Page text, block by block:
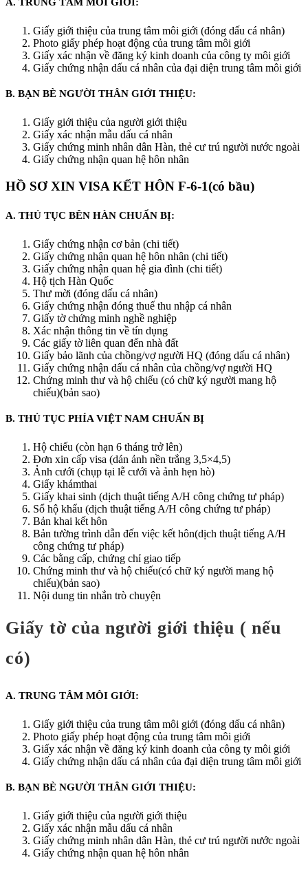
Giấy giới thiệu của trung tâm môi giới (đóng dấu cá nhân)
Photo giấy phép hoạt động của trung tâm môi giới
Giấy xác nhận về đăng ký kinh doanh của công ty môi giới
Giấy chứng nhận dấu cá nhân của đại diện trung tâm môi giới
B. BẠN BÈ NGƯỜI THÂN GIỚI THIỆU:
Giấy giới thiệu của người giới thiệu
Giấy xác nhận mẫu dấu cá nhân
Giấy chứng minh nhân dân Hàn, thẻ cư trú người nước ngoài
Giấy chứng nhận quan hệ hôn nhân
HỒ SƠ XIN VISA KẾT HÔN F-6-1(có bầu)
A. THỦ TỤC BÊN HÀN CHUẨN BỊ:
Giấy chứng nhận cơ bản (chi tiết)
Giấy chứng nhận quan hệ hôn nhân (chi tiết)
Giấy chứng nhận quan hệ gia đình (chi tiết)
Hộ tịch Hàn Quốc
Thư mời (đóng dấu cá nhân)
Giấy chứng nhận đóng thuế thu nhập cá nhân
Giấy tờ chứng minh nghề nghiệp
Xác nhận thông tin về tín dụng
Các giấy tờ liên quan đến nhà đất
Giấy bảo lãnh của chồng/vợ người HQ (đóng dấu cá nhân)
Giấy chứng nhận dấu cá nhân của chồng/vợ người HQ
Chứng minh thư và hộ chiếu (có chữ ký người mang hộ
chiếu)(bản sao)
B. THỦ TỤC PHÍA VIỆT NAM CHUẨN BỊ
Hộ chiếu (còn hạn 6 tháng trở lên)
Đơn xin cấp visa (dán ảnh nền trắng 3,5×4,5)
Ảnh cưới (chụp tại lễ cưới và ảnh hẹn hò)
Giấy khámthai
Giấy khai sinh (dịch thuật tiếng A/H công chứng tư pháp)
Sổ hộ khẩu (dịch thuật tiếng A/H công chứng tư pháp)
Bản khai kết hôn
Bản tường trình dẫn đến việc kết hôn(dịch thuật tiếng A/H
công chứng tư pháp)
Các bằng cấp, chứng chỉ giao tiếp
Chứng minh thư và hộ chiếu(có chữ ký người mang hộ
chiếu)(bản sao)
Nội dung tin nhắn trò chuyện
Giấy tờ của người giới thiệu ( nếu
có)
A. TRUNG TÂM MÔI GIỚI:
Giấy giới thiệu của trung tâm môi giới (đóng dấu cá nhân)
Photo giấy phép hoạt động của trung tâm môi giới
Giấy xác nhận về đăng ký kinh doanh của công ty môi giới
Giấy chứng nhận dấu cá nhân của đại diện trung tâm môi giới
B. BẠN BÈ NGƯỜI THÂN GIỚI THIỆU:
Giấy giới thiệu của người giới thiệu
Giấy xác nhận mẫu dấu cá nhân
Giấy chứng minh nhân dân Hàn, thẻ cư trú người nước ngoài
Giấy chứng nhận quan hệ hôn nhân